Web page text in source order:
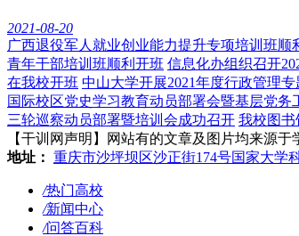
2021-08-20
广西退役军人就业创业能力提升专项培训班顺
青年干部培训班顺利开班 信息化办组织召开
在我校开班 中山大学开展2021年度行政管理专
国际校区党史学习教育动员部署会暨基层党务
三轮巡察动员部署暨培训会成功召开 我校图书
【干训网声明】网站有的文章及图片均来源于
地址： 重庆市沙坪坝区沙正街174号国家大学
/热门高校
/新闻中心
/问答百科